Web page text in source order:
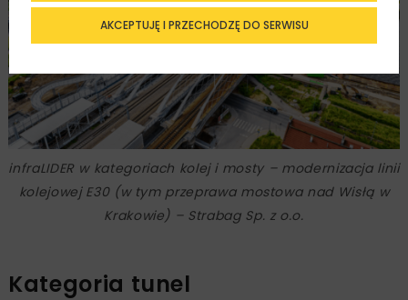
infraLIDER w kategoriach kolej i mosty – modernizacja linii
kolejowej E30 (w tym przeprawa mostowa nad Wisłą w
Krakowie) – Strabag Sp. z o.o.
Kategoria tunel
AKCEPTUJĘ I PRZECHODZĘ DO SERWISU